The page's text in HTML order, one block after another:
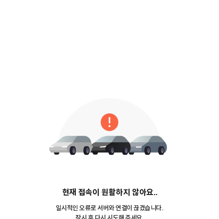
현재 접속이 원활하지 않아요..
일시적인 오류로 서버와 연결이 끊겼습니다.